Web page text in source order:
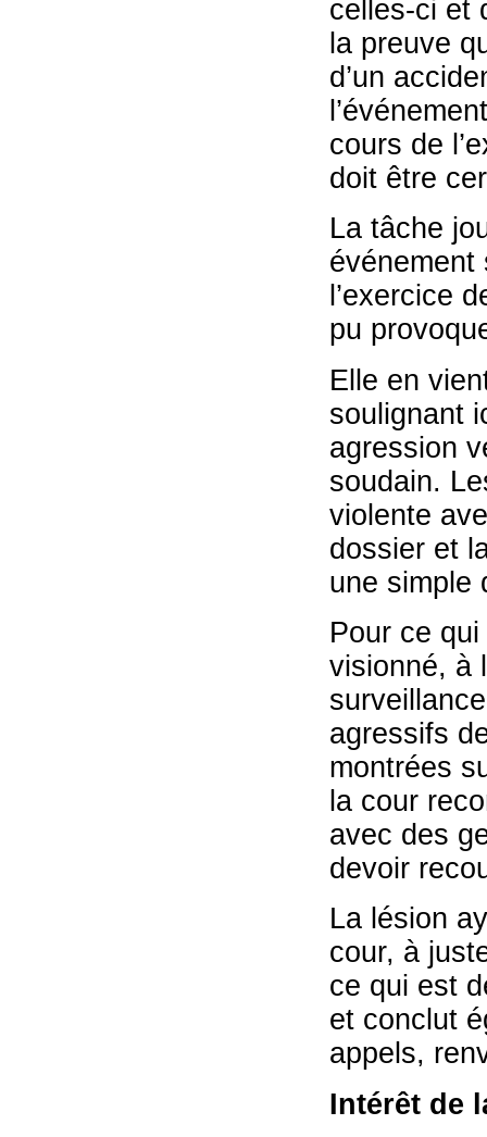
celles-ci et
la preuve
d’un
cours de
doit être
La tâche
événement
l’exercice
pu
Elle en
soulignant
agression
soudain.
violente
dossier et
une simple
Pour ce
visionné, à
agressifs
montrées
la cour
avec des
devoir
La lésion
cour, à
ce qui est
et conclut
appels,
Intérêt de